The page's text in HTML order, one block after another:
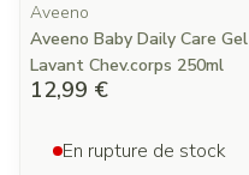
Aveeno
Aveeno Baby Daily Care Gel
Lavant Chev.corps 250ml
12,99 €
En rupture de stock